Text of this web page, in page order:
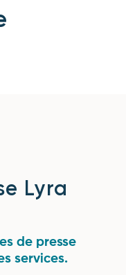
Lyra
de presse
services.